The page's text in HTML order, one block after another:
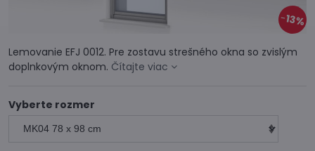
13%
Lemovanie EFJ 0012. Pre zostavu strešného okna so zvislým
doplnkovým oknom. Čítajte viac
Vyberte rozmer